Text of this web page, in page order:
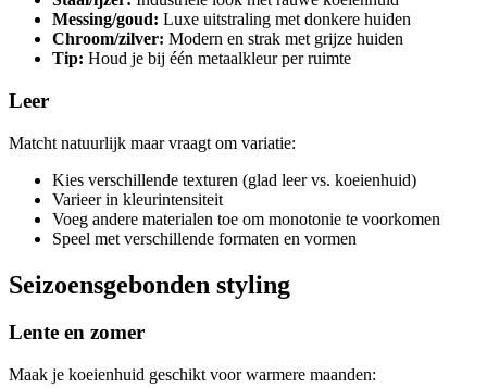
Messing/goud: Luxe uitstraling met donkere huiden
Chroom/zilver: Modern en strak met grijze huiden
Tip: Houd je bij één metaalkleur per ruimte
Leer
Matcht natuurlijk maar vraagt om variatie:
Kies verschillende texturen (glad leer vs. koeienhuid)
Varieer in kleurintensiteit
Voeg andere materialen toe om monotonie te voorkomen
Speel met verschillende formaten en vormen
Seizoensgebonden styling
Lente en zomer
Maak je koeienhuid geschikt voor warmere maanden: